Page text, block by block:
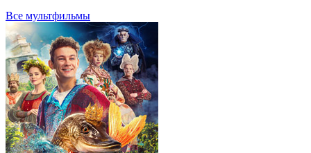
Все мультфильмы